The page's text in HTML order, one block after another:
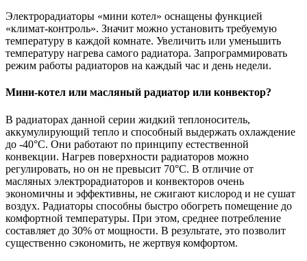
Электрорадиаторы «мини котел» оснащены функцией
«климат-контроль». Значит можно установить требуемую
температуру в каждой комнате. Увеличить или уменьшить
температуру нагрева самого радиатора. Запрограммировать
режим работы радиаторов на каждый час и день недели.
Мини-котел или масляный радиатор или конвектор?
В радиаторах данной серии жидкий теплоноситель,
аккумулирующий тепло и способный выдержать охлаждение
до -40°C. Они работают по принципу естественной
конвекции. Нагрев поверхности радиаторов можно
регулировать, но он не превысит 70°C. В отличие от
масляных электрорадиаторов и конвекторов очень
экономичны и эффективны, не сжигают кислород и не сушат
воздух. Радиаторы способны быстро обогреть помещение до
комфортной температуры. При этом, среднее потребление
составляет до 30% от мощности. В результате, это позволит
существенно сэкономить, не жертвуя комфортом.